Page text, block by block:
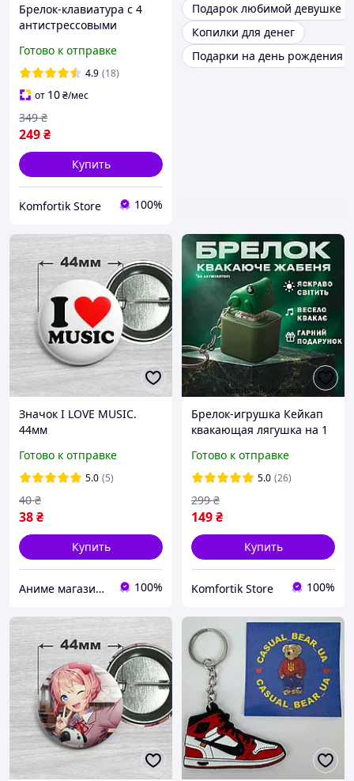
Брелок-клавиатура с 4
антистрессовыми
светодиодной подсветкой
Брелок-клавиатура
Брелки-антистресс с
синими клавишами
Готово к отправке
4.9 (18)
от 10₴/мес
249₴
349 ₴
Купить
Komfortik Store 100%
Подарок любимой девушке
Копилки для денег
Подарки на день рождения
Значок I LOVE MUSIC.
44мм
Готово к отправке
5.0 (5)
38₴
40 ₴
Купить
Аниме магазин Anikoneko 100%
Брелок-игрушка Кейкап
квакающая лягушка на 1
кваканья Клавиатура со
звуком Брелки-
антистресс клавиша-
фиджет
Готово к отправке
5.0 (26)
149₴
299 ₴
Купить
Komfortik Store 100%